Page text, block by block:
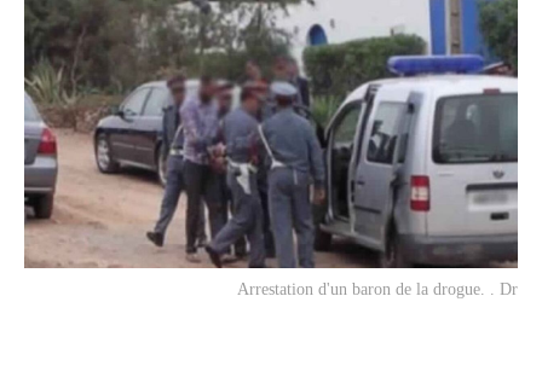
Arrestation d'un baron de la drogue. . Dr